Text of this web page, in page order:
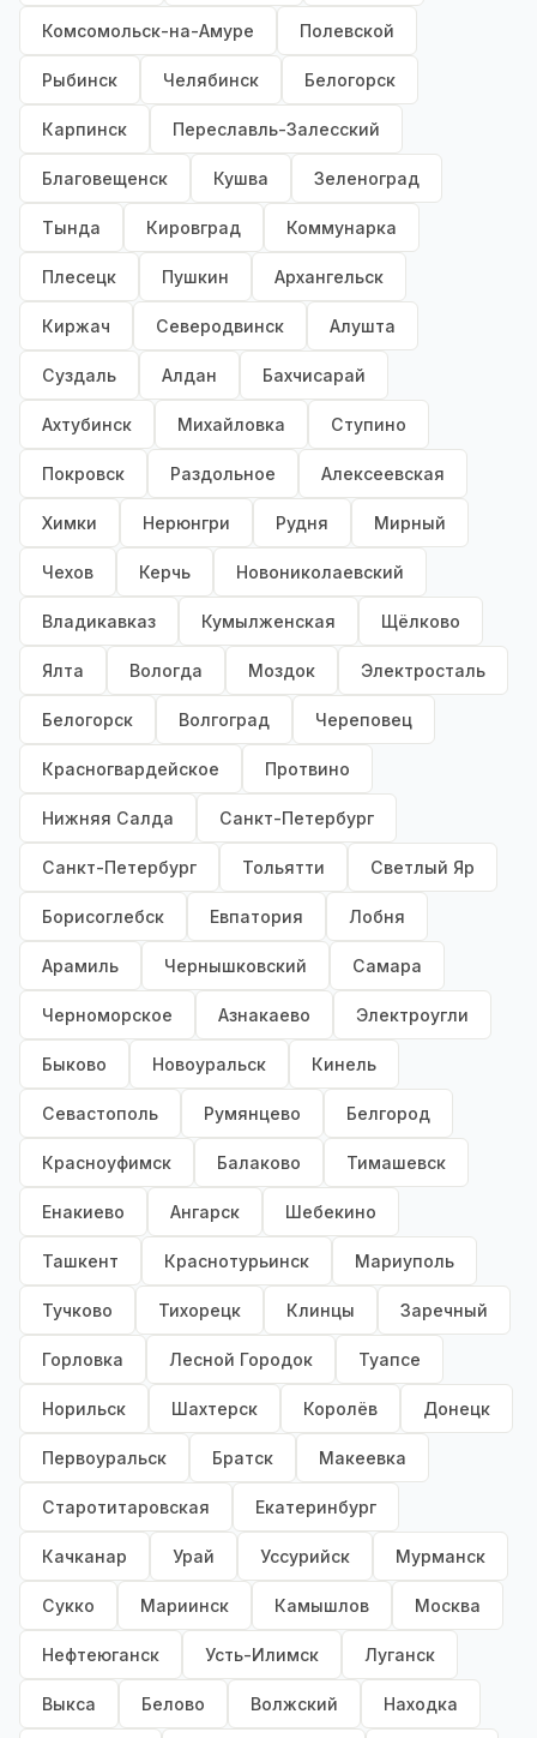
Комсомольск-на-Амуре Полевской
Рыбинск Челябинск Белогорск
Карпинск Переславль-Залесский
Благовещенск Кушва Зеленоград
Тында Кировград Коммунарка
Плесецк Пушкин Архангельск
Киржач Северодвинск Алушта
Суздаль Алдан Бахчисарай
Ахтубинск Михайловка Ступино
Покровск Раздольное Алексеевская
Химки Нерюнгри Рудня Мирный
Чехов Керчь Новониколаевский
Владикавказ Кумылженская Щёлково
Ялта Вологда Моздок Электросталь
Белогорск Волгоград Череповец
Красногвардейское Протвино
Нижняя Салда Санкт-Петербург
Санкт-Петербург Тольятти Светлый Яр
Борисоглебск Евпатория Лобня
Арамиль Чернышковский Самара
Черноморское Азнакаево Электроугли
Быково Новоуральск Кинель
Севастополь Румянцево Белгород
Красноуфимск Балаково Тимашевск
Енакиево Ангарск Шебекино
Ташкент Краснотурьинск Мариуполь
Тучково Тихорецк Клинцы Заречный
Горловка Лесной Городок Туапсе
Норильск Шахтерск Королёв Донецк
Первоуральск Братск Макеевка
Старотитаровская Екатеринбург
Качканар Урай Уссурийск Мурманск
Сукко Мариинск Камышлов Москва
Нефтеюганск Усть-Илимск Луганск
Выкса Белово Волжский Находка